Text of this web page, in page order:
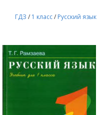
ГДЗ / 1 класс/ Русский язык